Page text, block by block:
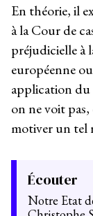
En théorie, il
à la Cour de
préjudicielle à
européenne
application du
on ne voit
motiver un tel
Écouter
Notre Etat